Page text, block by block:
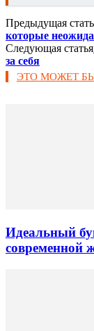
Предыдущая
которые
Следующая статья
за себя
ЭТО МОЖЕТ
Идеальный
современной